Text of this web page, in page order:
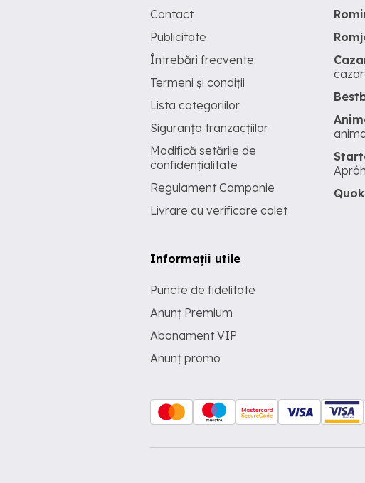
Contact
Publicitate
Întrebări frecvente
Termeni și condiții
Lista categoriilor
Siguranța tranzacțiilor
Modifică setările de
confidențialitate
Regulament Campanie
Livrare cu verificare colet
Informații utile
Puncte de fidelitate
Anunț Premium
Abonament VIP
Anunț promo